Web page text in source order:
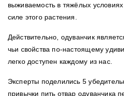
выживаемость в тяжёлых
силе этого растения.
Действительно, одуванчик
чьи свойства по-настоящему
легко доступен каждому из нас.
Эксперты поделились 5
привычки пить отвар одуванчика